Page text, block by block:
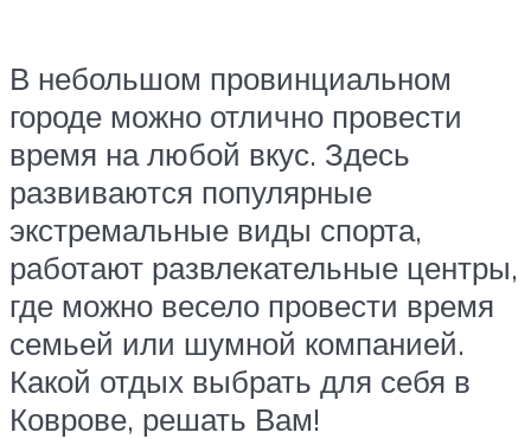
В небольшом провинциальном
городе можно отлично провести
время на любой вкус. Здесь
развиваются популярные
экстремальные виды спорта,
работают развлекательные центры,
где можно весело провести время
семьей или шумной компанией.
Какой отдых выбрать для себя в
Коврове, решать Вам!